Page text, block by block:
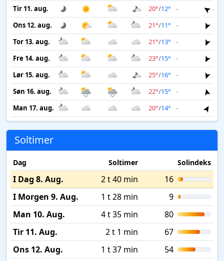
Tir 11. aug.
20°/12° -
4
Ons 12. aug.
21°/11° -
3
Tor 13. aug.
21°/13° -
5
Fre 14. aug.
23°/15° -
5
Lør 15. aug.
25°/16° -
3
Søn 16. aug.
22°/15° -
3
Man 17. aug.
20°/14° - 3
Soltimer
Dag Soltimer Solindeks
I Dag 8. Aug. 2 t 40 min
16
I Morgen 9. Aug.
1 t 28 min
9
Man 10. Aug.
4 t 35 min
80
Tir 11. Aug.
2 t 1 min
67
Ons 12. Aug.
1 t 37 min
54